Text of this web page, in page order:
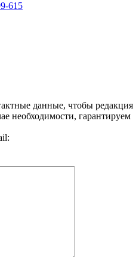
615
данные, чтобы редакция
необходимости, гарантируем